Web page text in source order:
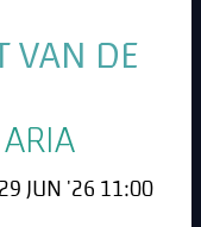
VAN DE
JUN '26 11:00